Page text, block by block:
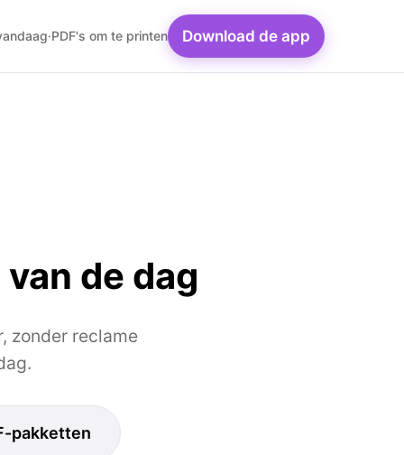
·PDF's om te printen Download de app
de dag
zonder reclame
pakketten